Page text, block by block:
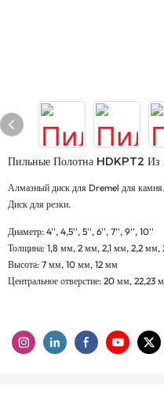
Пильные Полотна HDKPT2 Из
Алмазный диск для Dremel для
Диск для резки.
Диаметр: 4'', 4,5'', 5'', 6'', 7'', 9'', 10''
Толщина: 1,8 мм, 2 мм, 2,1 мм, 2,2
Высота: 7 мм, 10 мм, 12 мм
Центральное отверстие: 20 мм, 22,23